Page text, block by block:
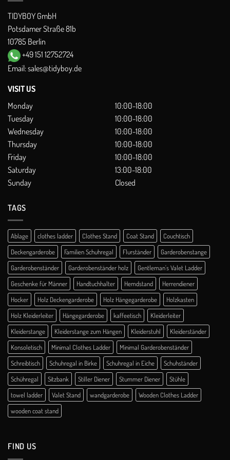
TIDYBOY GmbH
Potsdamer Straße 81b
10785 Berlin
+49 151 12752724
Email:sales@tidyboy.de
VISIT US
Monday
10:00-18:00
Tuesday
10:00-18:00
Wednesday
10:00-18:00
Thursday
10:00-18:00
Friday
10:00-18:00
Saturday
13:00-18:00
Sunday
Closed
TAGS
Ablage clothes ladder Clothes Stand Coat Stand
Couchtisch
Deckengarderobe
Familien Schuhregal Flurständer
Garderobenstange
Garderobenständer
Garderobenständer holz
Gentleman's Valet Ladder
Geschenke für Männer
Handtuchhalter Hemdstand
Herrendiener
Hocker
Holz Deckengarderobe Holz Hängegarderobe
Holzkasten
Holz Kleiderleiter
Hängegarderobe kaffeetisch
Kleiderleiter
Kleiderstange
Kleiderstange zum Hängen Kleiderstuhl
Kleiderständer
Konsoletisch
Minimal Clothes Ladder
Minimal Garderobenständer
Schreibtisch
Schuhregal in Birke Schuhregal in Eiche
Schuhständer
Schühregal
Sitzbank Stiller Diener Stummer Diener
Stühle
towel ladder
Valet Stand wandgarderobe
Wooden Clothes Ladder
wooden coat stand
FIND US